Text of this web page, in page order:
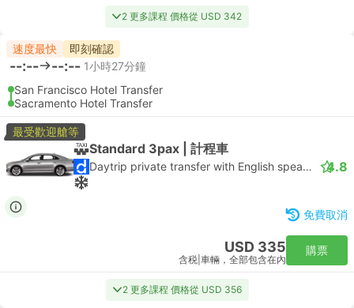
2 更多課程 價格從 USD 342
速度最快 即刻確認
--:-- --:-- 1小時27分鐘
San Francisco Hotel Transfer
Sacramento Hotel Transfer
最受歡迎艙等
Standard 3pax | 計程車
Daytrip private transfer with English speaking driver 4.8
免費取消
USD 335
含税 車輛，全部包含在內
購票
2 更多課程 價格從 USD 356